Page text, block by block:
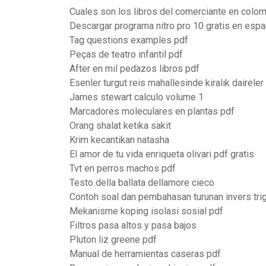
Cuales son los libros del comerciante en
Descargar programa nitro pro 10 gratis en
Tag questions examples pdf
Peças de teatro infantil pdf
After en mil pedazos libros pdf
Esenler turgut reis mahallesinde kiralık daireler
James stewart calculo volume 1
Marcadores moleculares en plantas pdf
Orang shalat ketika sakit
Krim kecantikan natasha
El amor de tu vida enriqueta olivari pdf gratis
Tvt en perros machos pdf
Testo della ballata dellamore cieco
Contoh soal dan pembahasan turunan invers
Mekanisme koping isolasi sosial pdf
Filtros pasa altos y pasa bajos
Pluton liz greene pdf
Manual de herramientas caseras pdf